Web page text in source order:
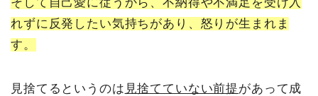
れずに反発したい気持ちがあり、怒りが生まれま
す。
見捨てるというのは 見捨てていない前提があって成